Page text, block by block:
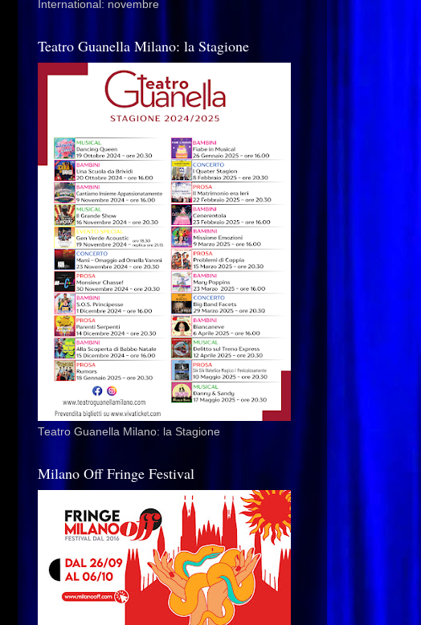
International: novembre
Teatro Guanella Milano: la Stagione
Teatro Guanella Milano: la Stagione
Milano Off Fringe Festival